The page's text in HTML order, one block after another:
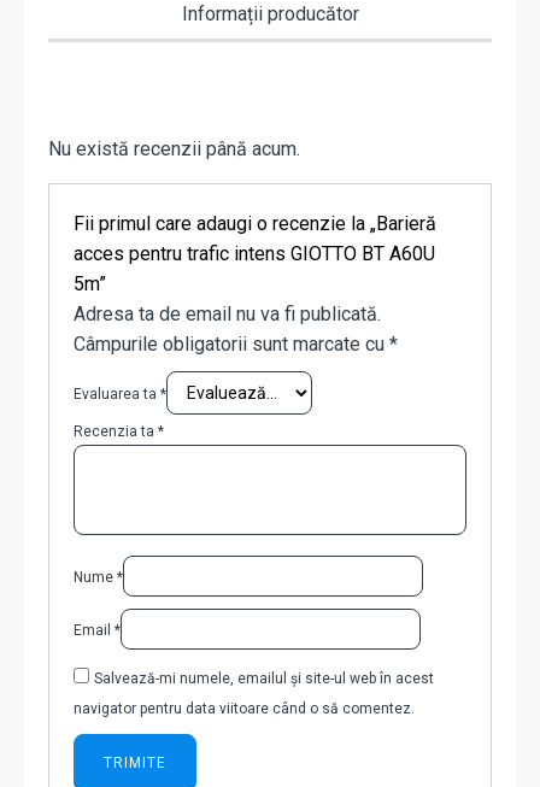
Informații producător
Nu există recenzii până acum.
Fii primul care adaugi o recenzie la „Barieră
acces pentru trafic intens GIOTTO BT A60U
5m”
Adresa ta de email nu va fi publicată.
Câmpurile obligatorii sunt marcate cu *
Evaluarea ta *
Recenzia ta *
Nume *
Email *
Salvează-mi numele, emailul și site-ul web în acest
navigator pentru data viitoare când o să comentez.